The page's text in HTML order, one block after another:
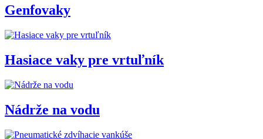
Genfovaky
Hasiace vaky pre vrtuľník
Nádrže na vodu